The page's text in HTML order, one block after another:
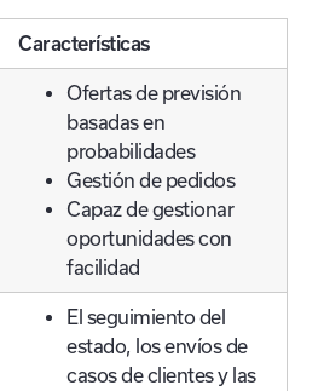
Características
Ofertas de previsión
basadas en
probabilidades
Gestión de pedidos
Capaz de gestionar
oportunidades con
facilidad
El seguimiento del
estado, los envíos de
casos de clientes y las